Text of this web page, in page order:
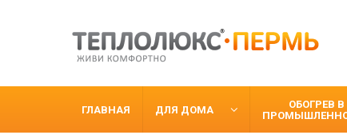
ГЛАВНАЯ ДЛЯ ДОМА
ОБОГРЕВ В